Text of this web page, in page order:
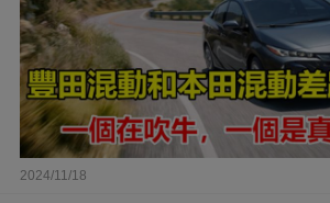
2024/11/18